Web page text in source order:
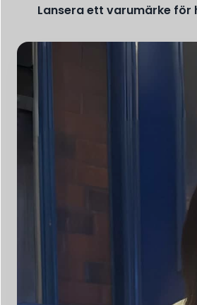
Lansera ett varumärke för